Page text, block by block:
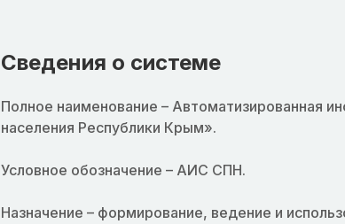
Сведения о системе
Полное наименование – Автоматизированная
населения Республики Крым».
Условное обозначение – АИС СПН.
Назначение – формирование, ведение и